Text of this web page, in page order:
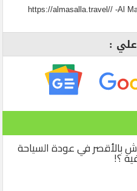
https://almasalla.travel// -Al
علي :
بالأقصر في عودة السياحة
؟!